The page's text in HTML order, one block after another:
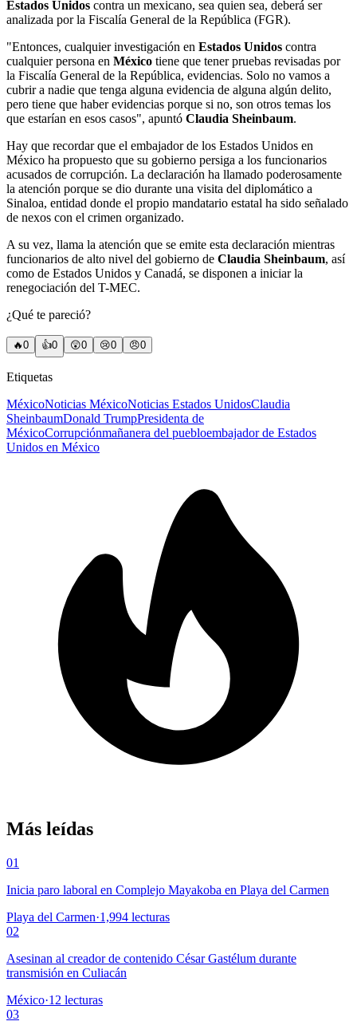
Estados Unidos contra un mexicano, sea quien sea, deberá ser
analizada por la Fiscalía General de la República (FGR).
"Entonces, cualquier investigación en Estados Unidos contra
cualquier persona en México tiene que tener pruebas revisadas por
la Fiscalía General de la República, evidencias. Solo no vamos a
cubrir a nadie que tenga alguna evidencia de alguna algún delito,
pero tiene que haber evidencias porque si no, son otros temas los
que estarían en esos casos", apuntó Claudia Sheinbaum.
Hay que recordar que el embajador de los Estados Unidos en
México ha propuesto que su gobierno persiga a los funcionarios
acusados de corrupción. La declaración ha llamado poderosamente
la atención porque se dio durante una visita del diplomático a
Sinaloa, entidad donde el propio mandatario estatal ha sido señalado
de nexos con el crimen organizado.
A su vez, llama la atención que se emite esta declaración mientras
funcionarios de alto nivel del gobierno de Claudia Sheinbaum, así
como de Estados Unidos y Canadá, se disponen a iniciar la
renegociación del T-MEC.
¿Qué te pareció?
🔥0 👍0 😲0 😢0 😠0
Etiquetas
MéxicoNoticias MéxicoNoticias Estados UnidosClaudia
SheinbaumDonald TrumpPresidenta de
MéxicoCorrupciónmañanera del puebloembajador de Estados
Unidos en México
Más leídas
01
Inicia paro laboral en Complejo Mayakoba en Playa del Carmen
Playa del Carmen·1,994 lecturas
02
Asesinan al creador de contenido César Gastélum durante
transmisión en Culiacán
México·12 lecturas
03